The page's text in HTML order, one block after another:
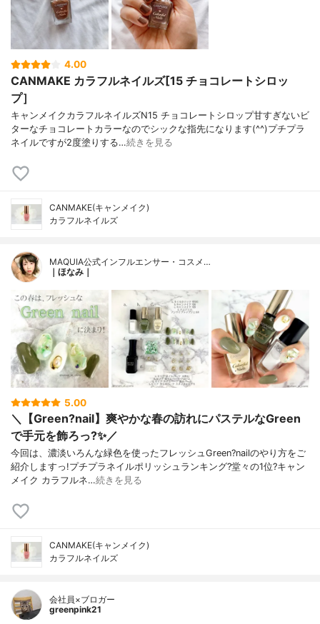
4.00
CANMAKE カラフルネイルズ[15 チョコレートシロッ
プ］
キャンメイクカラフルネイルズN15 チョコレートシロップ甘すぎないビ
ターなチョコレートカラーなのでシックな指先になります(^^)プチプラ
ネイルですが2度塗りする…続きを見る
CANMAKE(キャンメイク)
カラフルネイルズ
MAQUIA公式インフルエンサー・コスメ…
｜ほなみ｜
5.00
＼【Green?nail】爽やかな春の訪れにパステルなGreen
で手元を飾ろっ?✨／
今回は、濃淡いろんな緑色を使ったフレッシュGreen?nailのやり方をご
紹介しますっ!プチプラネイルポリッシュランキング?堂々の1位?キャン
メイク カラフルネ…続きを見る
CANMAKE(キャンメイク)
カラフルネイルズ
会社員×ブロガー
greenpink21